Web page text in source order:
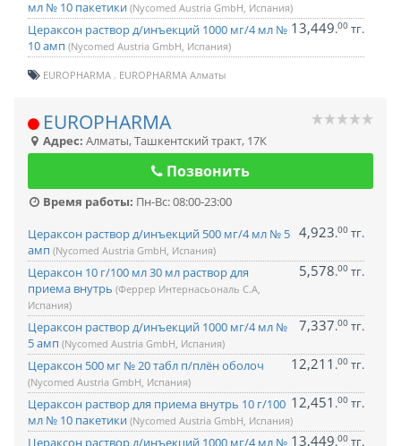
мл № 10 пакетики (Nycomed Austria GmbH, Испания)
Цераксон раствор д/инъекций 1000 мг/4 мл №
10 амп (Nycomed Austria GmbH, Испания)
13,449.00 тг.
EUROPHARMA EUROPHARMA Алматы
EUROPHARMA
Адрес: Алматы,Ташкентский тракт, 17К
Позвонить
Время работы: Пн-Вс: 08:00-23:00
Цераксон раствор д/инъекций 500 мг/4 мл № 5
амп (Nycomed Austria GmbH, Испания)
4,923.00 тг.
Цераксон 10 г/100 мл 30 мл раствор для
приема внутрь (Феррер Интернасьональ С.А,
Испания)
5,578.00 тг.
Цераксон раствор д/инъекций 1000 мг/4 мл №
5 амп (Nycomed Austria GmbH, Испания)
7,337.00 тг.
Цераксон 500 мг № 20 табл п/плён оболоч
(Nycomed Austria GmbH, Испания)
12,211 .00 тг.
Цераксон раствор для приема внутрь 10 г/100
мл № 10 пакетики (Nycomed Austria GmbH, Испания)
12,451 .00 тг.
Цераксон раствор д/инъекций 1000 мг/4 мл № 13,449.00 тг.